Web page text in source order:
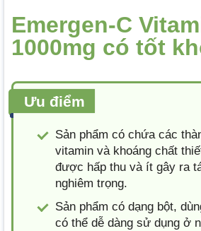
Emergen-C
1000mg có tốt
Ưu điểm
Sản phẩm có chứa các
vitamin và khoáng chất
được hấp thu và ít gây ra
nghiêm trọng.
Sản phẩm có dạng bột,
có thể dễ dàng sử dụng ở